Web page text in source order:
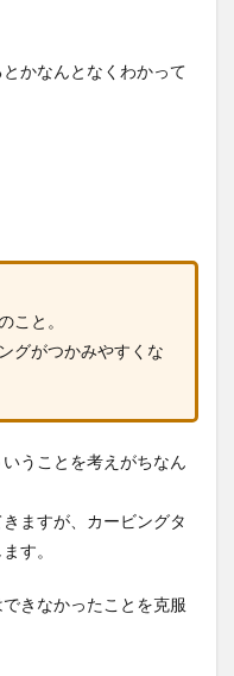
かなんとなくわかって
こと。
グがつかみやすくな
うことを考えがちなん
ますが、カービングタ
す。
きなかったことを克服